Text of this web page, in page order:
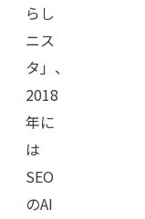
らし
ニス
タ」、
2018
年に
は
SEO
のAI